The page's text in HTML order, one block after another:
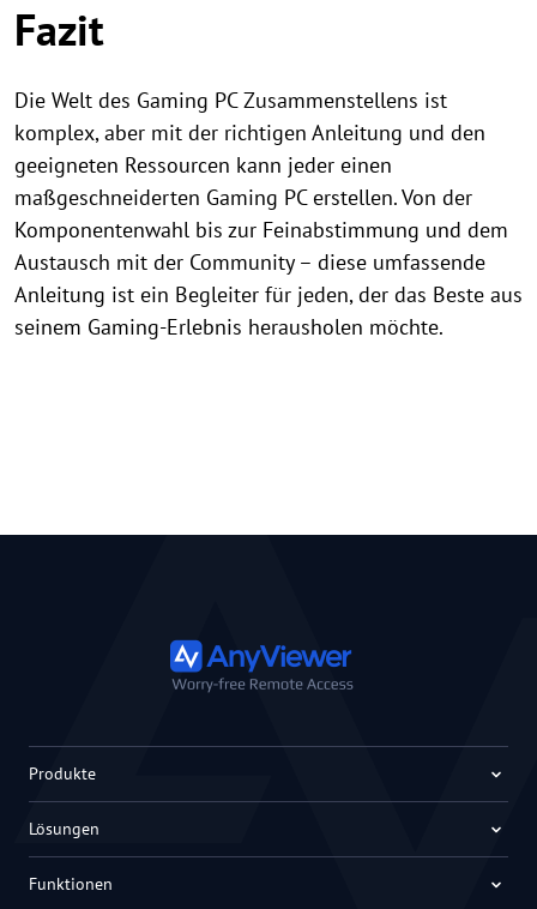
Fazit
Die Welt des Gaming PC Zusammenstellens ist
komplex, aber mit der richtigen Anleitung und den
geeigneten Ressourcen kann jeder einen
maßgeschneiderten Gaming PC erstellen. Von der
Komponentenwahl bis zur Feinabstimmung und dem
Austausch mit der Community – diese umfassende
Anleitung ist ein Begleiter für jeden, der das Beste aus
seinem Gaming-Erlebnis herausholen möchte.
Produkte
Lösungen
Funktionen